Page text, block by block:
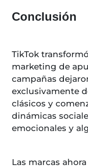
Conclusión
TikTok
marketing de
campañas
exclusivamente
clásicos y
dinámicas
emocionales y
Las marcas